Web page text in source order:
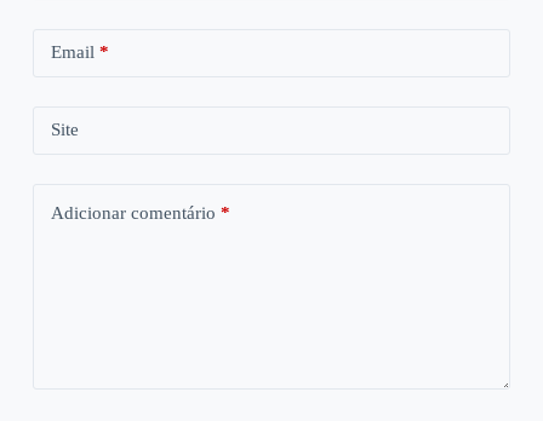
Email *
Site
Adicionar comentário *